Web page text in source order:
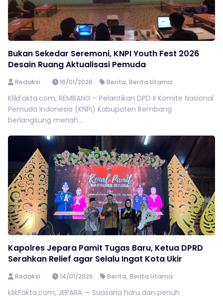
Bukan Sekedar Seremoni, KNPI Youth Fest 2026
Desain Ruang Aktualisasi Pemuda
Redaksi 16/01/2026 Berita,Berita Utama
KlikFakta.com, REMBANG – Pelantikan DPD II Komite Nasional
Pemuda Indonesia (KNPI) Kabupaten Rembang
berlangsung meriah...
Kapolres Jepara Pamit Tugas Baru, Ketua DPRD
Serahkan Relief agar Selalu Ingat Kota Ukir
Redaksi 14/01/2026 Berita,Berita Utama
klikFakta.com, JEPARA — Suasana haru dan penuh